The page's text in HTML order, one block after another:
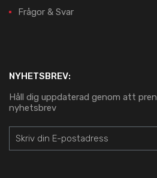
Frågor & Svar
NYHETSBREV:
Håll dig uppdaterad genom att
nyhetsbrev